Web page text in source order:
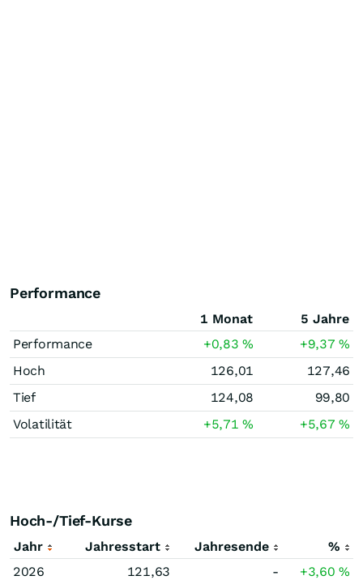
Performance
1 Monat
5 Jahre
Performance
+0,83% +9,37%
Hoch
126,01
127,46
Tief
124,08
99,80
Volatilität
+5,71% +5,67%
Hoch-/Tief-Kurse
Jahr Jahresstart Jahresende
%
2026
121,63 - +3,60%